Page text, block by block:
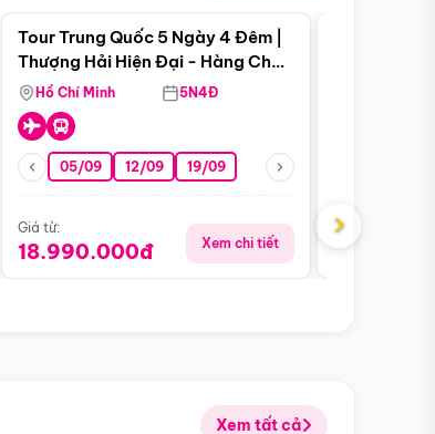
15/10 29/10
Tour Trung Quốc 5 Ngày 4 Đêm |
Thượng Hải Hiện Đại - Hàng Châu
Nên Thơ - Ô Trấn Cổ Kính
Hồ Chí Minh 5N4Đ
05/09 12/09 19/09
Giá từ:
18.990.000đ Xem chi tiết
Giá từ:
›
Xem tất cả